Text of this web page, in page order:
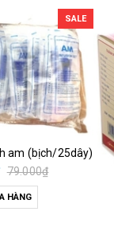
SALE
am (bịch/25dây)
79.000₫
HÀNG